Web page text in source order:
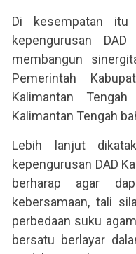
Di kesempatan itu
kepengurusan
membangun
Pemerintah
Kalimantan
Kalimantan Tengah
Lebih lanjut
kepengurusan DAD
berharap agar
kebersamaan, tali
perbedaan suku
bersatu berlayar